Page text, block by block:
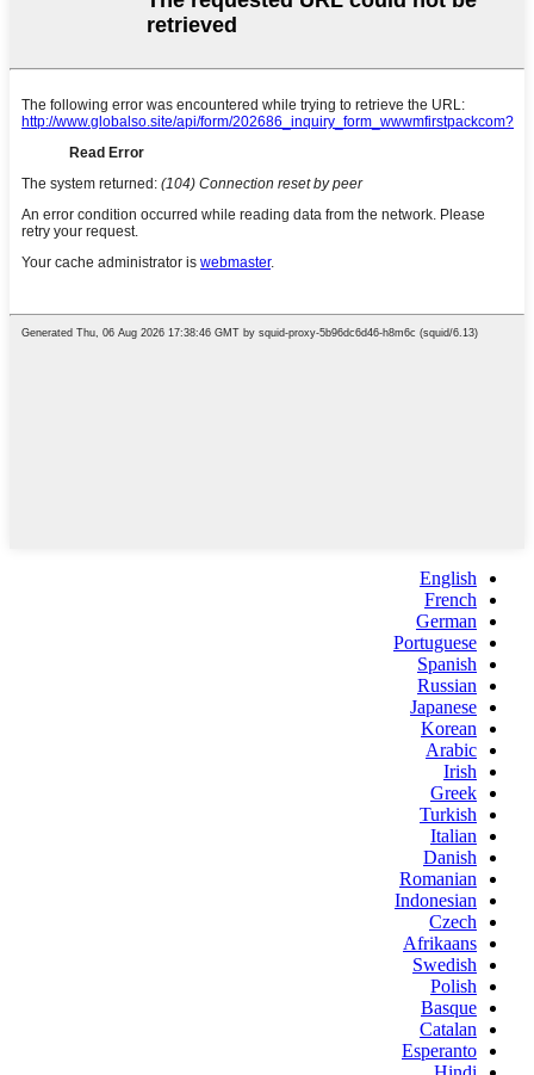
English
French
German
Portuguese
Spanish
Russian
Japanese
Korean
Arabic
Irish
Greek
Turkish
Italian
Danish
Romanian
Indonesian
Czech
Afrikaans
Swedish
Polish
Basque
Catalan
Esperanto